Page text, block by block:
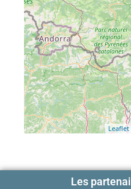
Leaflet
Les